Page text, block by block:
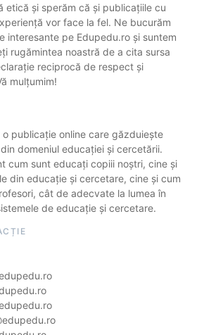
etică și sperăm că și publicațiile cu
vor face la fel. Ne bucurăm
interesante pe Edupedu.ro și suntem
rugămintea noastră de a cita sursa
reciprocă de respect și
mulțumim!
o publicație online care găzduiește
domeniul educației și cercetării.
cum sunt educați copiii noștri, cine și
din educație și cercetare, cine și cum
cât de adecvate la lumea în
de educație și cercetare.